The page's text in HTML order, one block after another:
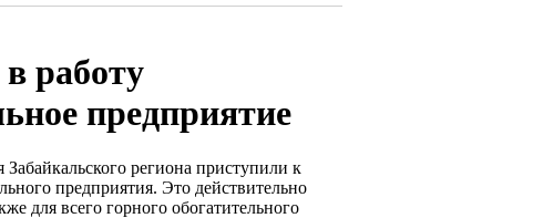
работу
предприятие
региона приступили к
предприятия. Это действительно
для всего горного обогатительного